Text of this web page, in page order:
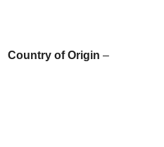
Country of Origin –